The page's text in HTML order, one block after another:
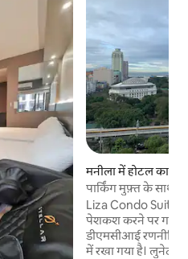
मनीला में होटल का
पार्किंग मुफ़्त के साथ
Liza Condo Suites
पेशकश करने पर गर्व है। इमारत टोरे डी
डीएमसीआई
में रखा गया है। लुनेटा पार्ट फ़िलिपींस नेशनल पार्क